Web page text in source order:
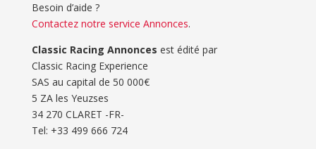
Besoin d’aide ?
Contactez notre service Annonces.
Classic Racing Annonces est édité par
Classic Racing Experience
SAS au capital de 50 000€
5 ZA les Yeuzses
34 270 CLARET -FR-
Tel: ‭+33 499 666 724‬